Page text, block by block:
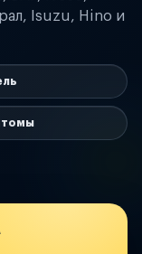
Isuzu, Hino и